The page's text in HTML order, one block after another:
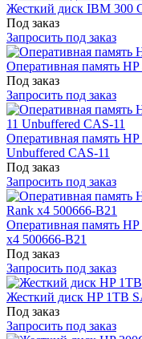
Жесткий диск IBM 300
Под заказ
Запросить под заказ
Оперативная память
Под заказ
Запросить под заказ
Оперативная память
Unbuffered CAS-11
Под заказ
Запросить под заказ
Оперативная память
x4 500666-B21
Под заказ
Запросить под заказ
Жесткий диск HP 1TB
Под заказ
Запросить под заказ